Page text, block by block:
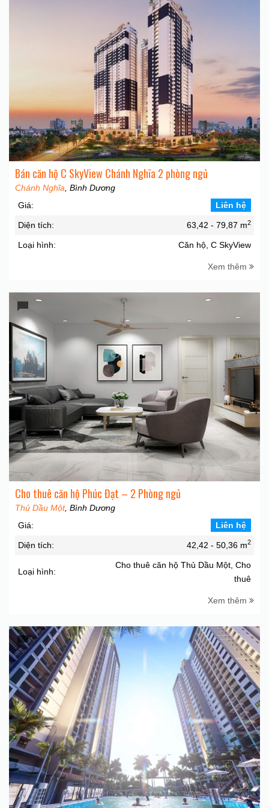
Bán căn hộ C SkyView Chánh Nghĩa 2 phòng ngủ
Chánh Nghĩa , Bình Dương
Giá:
Liên hệ
Diện tích: 63,42 - 79,87 m2
Loại hình: Căn hộ, C SkyView
Xem thêm
Cho thuê căn hộ Phúc Đạt – 2 Phòng ngủ
Thủ Dầu Một, Bình Dương
Giá:
Liên hệ
Diện tích: 42,42 - 50,36 m2
Loại hình:
Cho thuê căn hộ Thủ Dầu Một, Cho
thuê
Xem thêm